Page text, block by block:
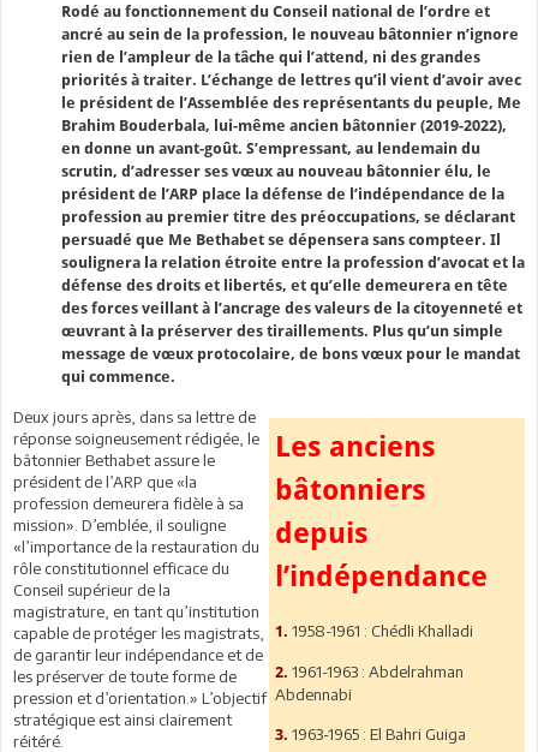
Rodé au fonctionnement du Conseil national de l’ordre et
ancré au sein de la profession, le nouveau bâtonnier n’ignore
rien de l’ampleur de la tâche qui l’attend, ni des grandes
priorités à traiter. L’échange de lettres qu’il vient d’avoir avec
le président de l’Assemblée des représentants du peuple, Me
Brahim Bouderbala, lui-même ancien bâtonnier (2019-2022),
en donne un avant-goût. S’empressant, au lendemain du
scrutin, d’adresser ses vœux au nouveau bâtonnier élu, le
président de l’ARP place la défense de l’indépendance de la
profession au premier titre des préoccupations, se déclarant
persuadé que Me Bethabet se dépensera sans compteer. Il
soulignera la relation étroite entre la profession d’avocat et la
défense des droits et libertés, et qu’elle demeurera en tête
des forces veillant à l’ancrage des valeurs de la citoyenneté et
œuvrant à la préserver des tiraillements. Plus qu’un simple
message de vœux protocolaire, de bons vœux pour le mandat
qui commence.
Les anciens
bâtonniers
depuis
l’indépendance
1. 1958-1961 : Chédli Khalladi
2. 1961-1963 : Abdelrahman
Abdennabi
3. 1963-1965 : El Bahri Guiga
Deux jours après, dans sa lettre de
réponse soigneusement rédigée, le
bâtonnier Bethabet assure le
président de l’ARP que «la
profession demeurera fidèle à sa
mission». D’emblée, il souligne
«l’importance de la restauration du
rôle constitutionnel efficace du
Conseil supérieur de la
magistrature, en tant qu’institution
capable de protéger les magistrats,
de garantir leur indépendance et de
les préserver de toute forme de
pression et d’orientation.» L’objectif
stratégique est ainsi clairement
réitéré.